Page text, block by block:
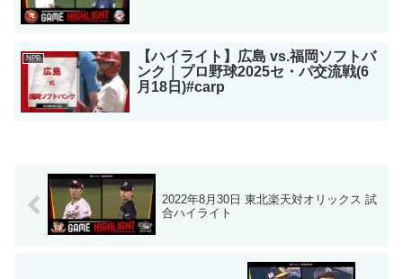
NPB
【ハイライト】広島 vs.福岡ソフトバ
ンク｜プロ野球2025セ・パ交流戦(6
月18日)#carp
2022年8月30日 東北楽天対オリックス 試
合ハイライト